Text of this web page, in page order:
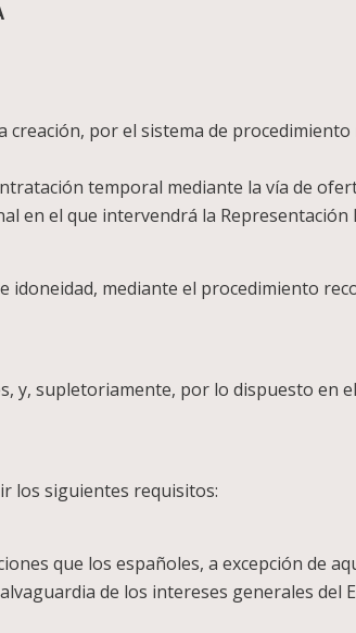
por el sistema de procedimiento
temporal mediante la vía de
en el que intervendrá la Representación
idoneidad, mediante el procedimiento
y, supletoriamente, por lo dispuesto en
los siguientes requisitos:
que los españoles, a excepción de
de los intereses generales del